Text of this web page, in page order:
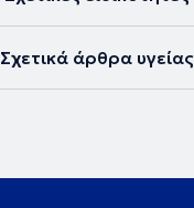
Σχετικά άρθρα υγείας